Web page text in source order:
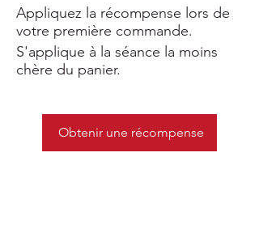
Appliquez la récompense lors de
votre première commande.
Obtenir une récompense
S'applique à la séance la moins
chère du panier.